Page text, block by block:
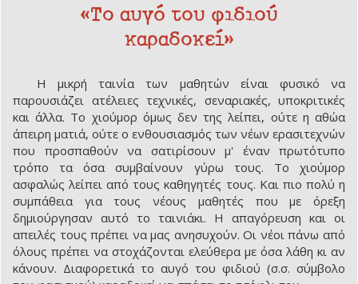
«Το αυγό του φιδιού
καραδοκεί»
Η μικρή ταινία των μαθητών είναι φυσικό να
παρουσιάζει ατέλειες τεχνικές, σεναριακές, υποκριτικές
και άλλα. Το χιούμορ όμως δεν της λείπει, ούτε η αθώα
άπειρη ματιά, ούτε ο ενθουσιασμός των νέων ερασιτεχνών
που προσπαθούν να σατιρίσουν μ' έναν πρωτότυπο
τρόπο τα όσα συμβαίνουν γύρω τους. Το χιούμορ
ασφαλώς λείπει από τους καθηγητές τους. Και πιο πολύ η
συμπάθεια για τους νέους μαθητές που με όρεξη
δημιούργησαν αυτό το ταινιάκι. Η απαγόρευση και οι
απειλές τους πρέπει να μας ανησυχούν. Οι νέοι πάνω από
όλους πρέπει να στοχάζονται ελεύθερα με όσα λάθη κι αν
κάνουν. Διαφορετικά το αυγό του φιδιού (σ.σ. σύμβολο